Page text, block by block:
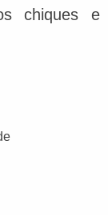
chiques e